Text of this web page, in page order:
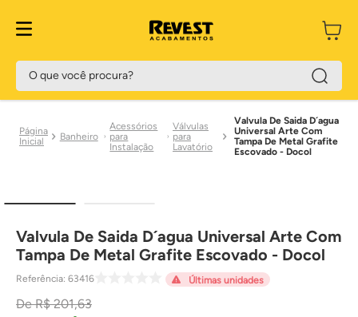
O que você procura?
Banheiro
Acessórios
para
Instalação
Válvulas
para
Lavatório
Valvula De Saida D´agua
Universal Arte Com
Tampa De Metal Grafite
Escovado - Docol
Valvula De Saida D´agua Universal Arte Com
Tampa De Metal Grafite Escovado - Docol
Referência: 63416 Últimas unidades
R$ 201,63